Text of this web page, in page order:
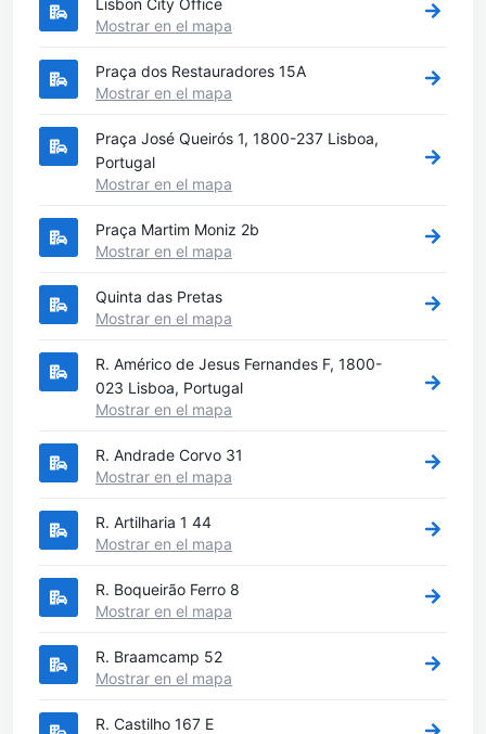
Lisbon City Office
Mostrar en el mapa
Praça dos Restauradores 15A
Mostrar en el mapa
Praça José Queirós 1, 1800-237 Lisboa,
Portugal
Mostrar en el mapa
Praça Martim Moniz 2b
Mostrar en el mapa
Quinta das Pretas
Mostrar en el mapa
R. Américo de Jesus Fernandes F, 1800-
023 Lisboa, Portugal
Mostrar en el mapa
R. Andrade Corvo 31
Mostrar en el mapa
R. Artilharia 1 44
Mostrar en el mapa
R. Boqueirão Ferro 8
Mostrar en el mapa
R. Braamcamp 52
Mostrar en el mapa
R. Castilho 167 E